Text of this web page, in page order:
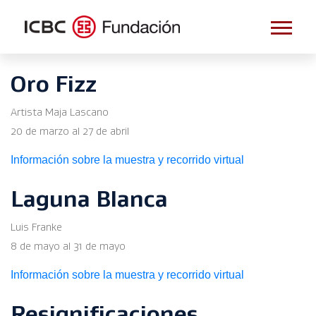
Oro Fizz
Artista Maja Lascano
20 de marzo al 27 de abril
Información sobre la muestra y recorrido virtual
Laguna Blanca
Luis Franke
8 de mayo al 31 de mayo
Información sobre la muestra y recorrido virtual